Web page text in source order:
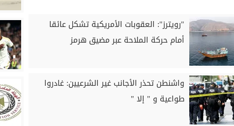
"رويترز": العقوبات الأمريكية تشكل عائقا
أمام حركة الملاحة عبر مضيق هرمز
واشنطن تحذر الأجانب غير الشرعيين: غادروا
طواعية و " إلا "